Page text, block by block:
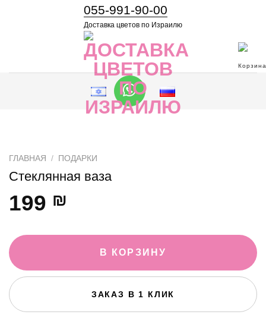
055-991-90-00
Доставка цветов по Израилю
ГЛАВНАЯ / ПОДАРКИ
Стеклянная ваза
199 ₪
В КОРЗИНУ
ЗАКАЗ В 1 КЛИК